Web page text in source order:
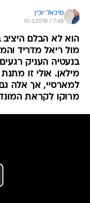
מיכאל יוכין
10.5.2018 / 7:48
הוא לא הבלם היציב
מול ריאל מדריד
מילאן. אולי זו
למארסיי, אך אלה
מרוקו לקראת